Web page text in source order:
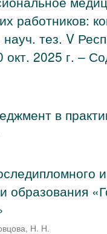
работников:
тез. V
окт. 2025 г. –
в
образования
Н. Н.